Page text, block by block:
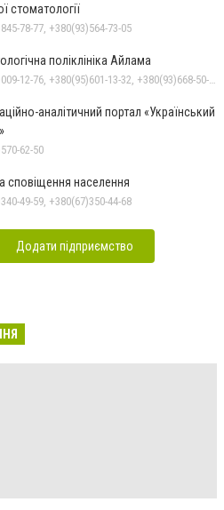
стоматології
78-77, +380(93)564-73-05
поліклініка Айлама
аналітичний портал «Український
62-50
сповіщення населення
49-59, +380(67)350-44-68
Додати підприємство